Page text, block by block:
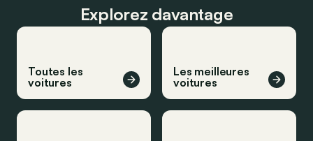
Explorez davantage
Toutes les
voitures
Les meilleures
voitures